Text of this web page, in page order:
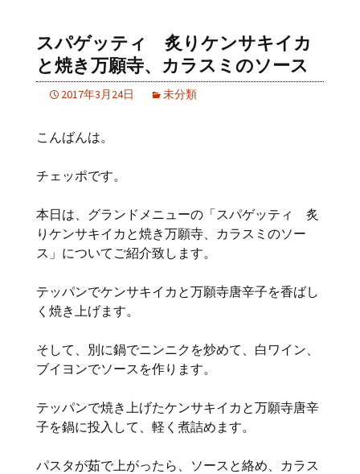
スパゲッティ 炙りケンサキイカ
と焼き万願寺、カラスミのソース
2017年3月24日 未分類
こんばんは。
チェッポです。
本日は、グランドメニューの「スパゲッティ 炙
りケンサキイカと焼き万願寺、カラスミのソー
ス」についてご紹介致します。
テッパンでケンサキイカと万願寺唐辛子を香ばし
く焼き上げます。
そして、別に鍋でニンニクを炒めて、白ワイン、
ブイヨンでソースを作ります。
テッパンで焼き上げたケンサキイカと万願寺唐辛
子を鍋に投入して、軽く煮詰めます。
パスタが茹で上がったら、ソースと絡め、カラス